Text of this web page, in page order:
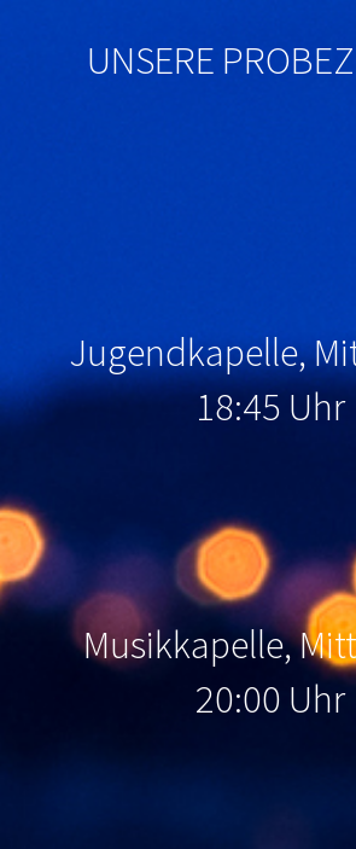
UNSERE
Jugendkapelle,
18:45 Uhr
Musikkapelle,
20:00 Uhr